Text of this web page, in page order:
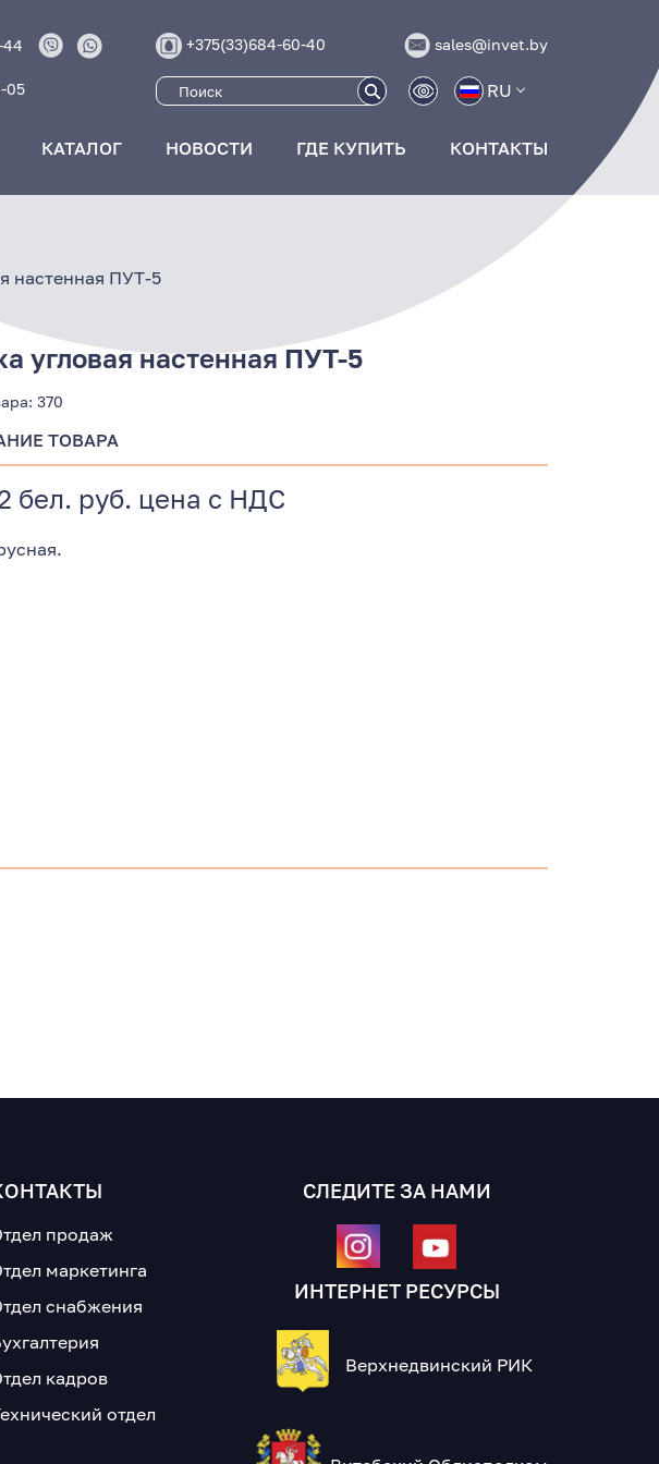
44
05
+375(33)684-60-40 sales@invet.by
RU
КАТАЛОГ НОВОСТИ ГДЕ КУПИТЬ КОНТАКТЫ
настенная ПУТ-5
угловая настенная ПУТ-5
370
ТОВАРА
бел. руб. цена с НДС
продаж
маркетинга
снабжения
кадров
отдел
СЛЕДИТЕ ЗА НАМИ
ИНТЕРНЕТ РЕСУРСЫ
Верхнедвинский РИК